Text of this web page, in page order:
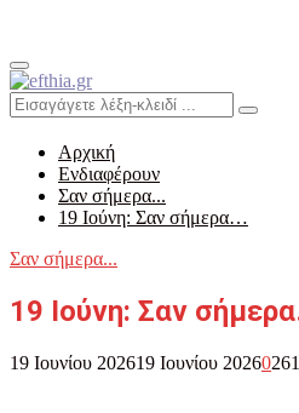
Primary
Menu
Search
for:
Search
Αρχική
Ενδιαφέρουν
Σαν σήμερα...
19 Ιούνη: Σαν σήμερα…
Σαν σήμερα...
19 Ιούνη: Σαν
19 Ιουνίου 202619 Ιουνίου 20260261